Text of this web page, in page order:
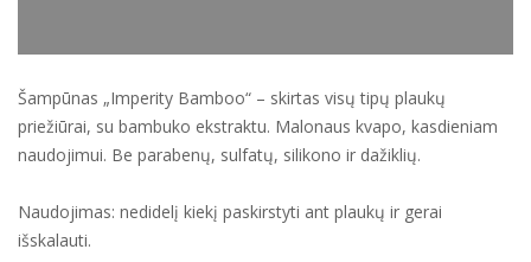
Šampūnas „Imperity Bamboo“ – skirtas visų tipų plaukų
priežiūrai, su bambuko ekstraktu. Malonaus kvapo, kasdieniam
naudojimui. Be parabenų, sulfatų, silikono ir dažiklių.
Naudojimas: nedidelį kiekį paskirstyti ant plaukų ir gerai
išskalauti.